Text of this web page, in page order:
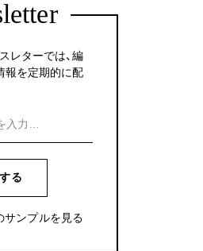
レターでは、編
報を定期的に配
る
サンプルを見る